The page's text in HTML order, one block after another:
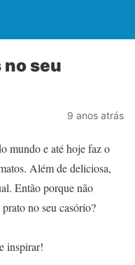
seu
9 anos atrás
mundo e até hoje faz o
Além de deliciosa,
Então porque não
prato no seu casório?
inspirar!